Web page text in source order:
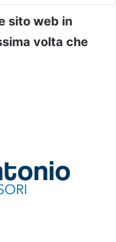
sito web in
volta che